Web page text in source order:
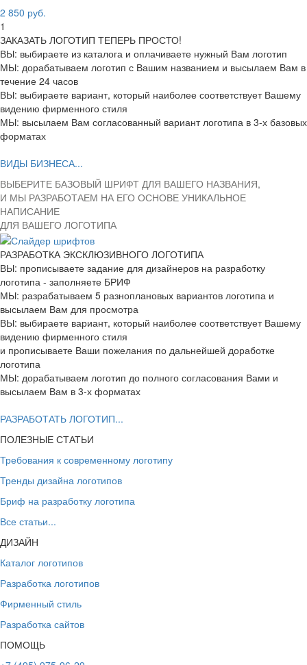
2 850 руб.
1
ЗАКАЗАТЬ ЛОГОТИП ТЕПЕРЬ ПРОСТО!
ВЫ: выбираете из каталога и оплачиваете нужный Вам логотип
МЫ: дорабатываем логотип с Вашим названием и высылаем Вам в
течение 24 часов
ВЫ: выбираете вариант, который наиболее соответствует Вашему
видению фирменного стиля
МЫ: высылаем Вам согласованный вариант логотипа в 3-х базовых
форматах
ВИДЫ БИЗНЕСА...
ВЫБЕРИТЕ БАЗОВЫЙ ШРИФТ ДЛЯ ВАШЕГО НАЗВАНИЯ,
И МЫ РАЗРАБОТАЕМ НА ЕГО ОСНОВЕ УНИКАЛЬНОЕ
НАПИСАНИЕ
ДЛЯ ВАШЕГО ЛОГОТИПА
РАЗРАБОТКА ЭКСКЛЮЗИВНОГО ЛОГОТИПА
ВЫ: прописываете задание для дизайнеров на разработку
логотипа - заполняете БРИФ
МЫ: разрабатываем 5 разноплановых вариантов логотипа и
высылаем Вам для просмотра
ВЫ: выбираете вариант, который наиболее соответствует Вашему
видению фирменного стиля
и прописываете Ваши пожелания по дальнейшей доработке
логотипа
МЫ: дорабатываем логотип до полного согласования Вами и
высылаем Вам в 3-х форматах
РАЗРАБОТАТЬ ЛОГОТИП...
ПОЛЕЗНЫЕ СТАТЬИ
Требования к современному логотипу
Тренды дизайна логотипов
Бриф на разработку логотипа
Все статьи...
ДИЗАЙН
Каталог логотипов
Разработка логотипов
Фирменный стиль
Разработка сайтов
ПОМОЩЬ